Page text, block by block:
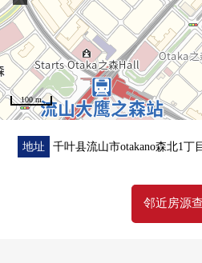
・组合厨房
3份炉子·垃圾处理器、餐具冲洗
・1418尺寸的浴室、浴室暖气烘
・附带电视监视器的双层防盗门
■ 在找想要的家方面给予帮助
房源的详细、需讨论是如有意向，
100 m
地址 千叶县流山市otakano森北1丁
邻近房源